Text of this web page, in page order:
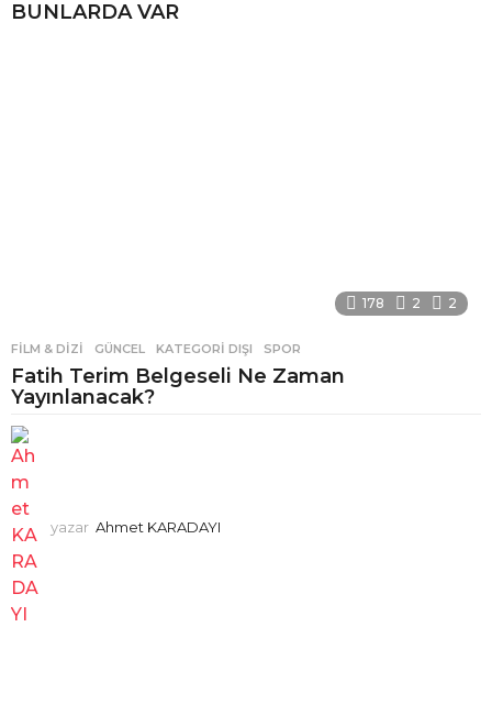
BUNLARDA VAR
178 2 2
FILM & DIZI ,GÜNCEL ,KATEGORI DIŞI ,SPOR
Fatih Terim Belgeseli Ne Zaman
Yayınlanacak?
yazar Ahmet KARADAYI